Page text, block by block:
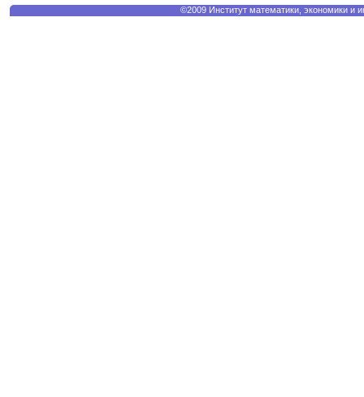
©2009 Институт математики, экономики и